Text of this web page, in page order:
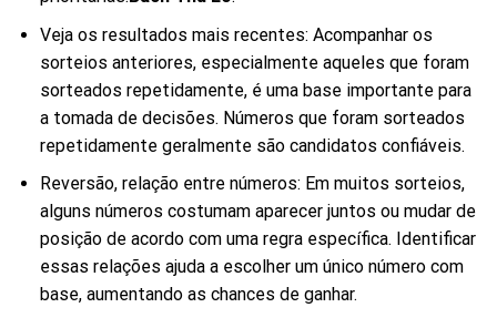
Veja os resultados mais recentes: Acompanhar os
sorteios anteriores, especialmente aqueles que foram
sorteados repetidamente, é uma base importante para
a tomada de decisões. Números que foram sorteados
repetidamente geralmente são candidatos confiáveis.
Reversão, relação entre números: Em muitos sorteios,
alguns números costumam aparecer juntos ou mudar de
posição de acordo com uma regra específica. Identificar
essas relações ajuda a escolher um único número com
base, aumentando as chances de ganhar.